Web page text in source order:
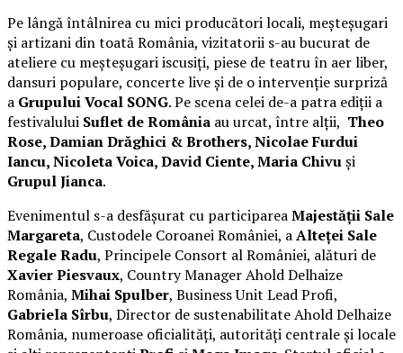
Pe lângă întâlnirea cu mici producători locali, meșteșugari
și artizani din toată România, vizitatorii s-au bucurat de
ateliere cu meșteșugari iscusiți, piese de teatru în aer liber,
dansuri populare, concerte live și de o intervenție surpriză
a Grupului Vocal SONG. Pe scena celei de-a patra ediții a
festivalului Suflet de România au urcat, între alții, Theo
Rose, Damian Drăghici & Brothers, Nicolae Furdui
Iancu, Nicoleta Voica, David Ciente, Maria Chivuși
Grupul Jianca.
Evenimentul s-a desfășurat cu participareaMajestății Sale
Margareta, Custodele Coroanei României, aAlteței Sale
Regale Radu, Principele Consort al României, alături de
Xavier Piesvaux, Country Manager Ahold Delhaize
România, Mihai Spulber, Business Unit Lead Profi,
Gabriela Sîrbu, Director de sustenabilitate Ahold Delhaize
România, numeroase oficialități, autorități centrale și locale